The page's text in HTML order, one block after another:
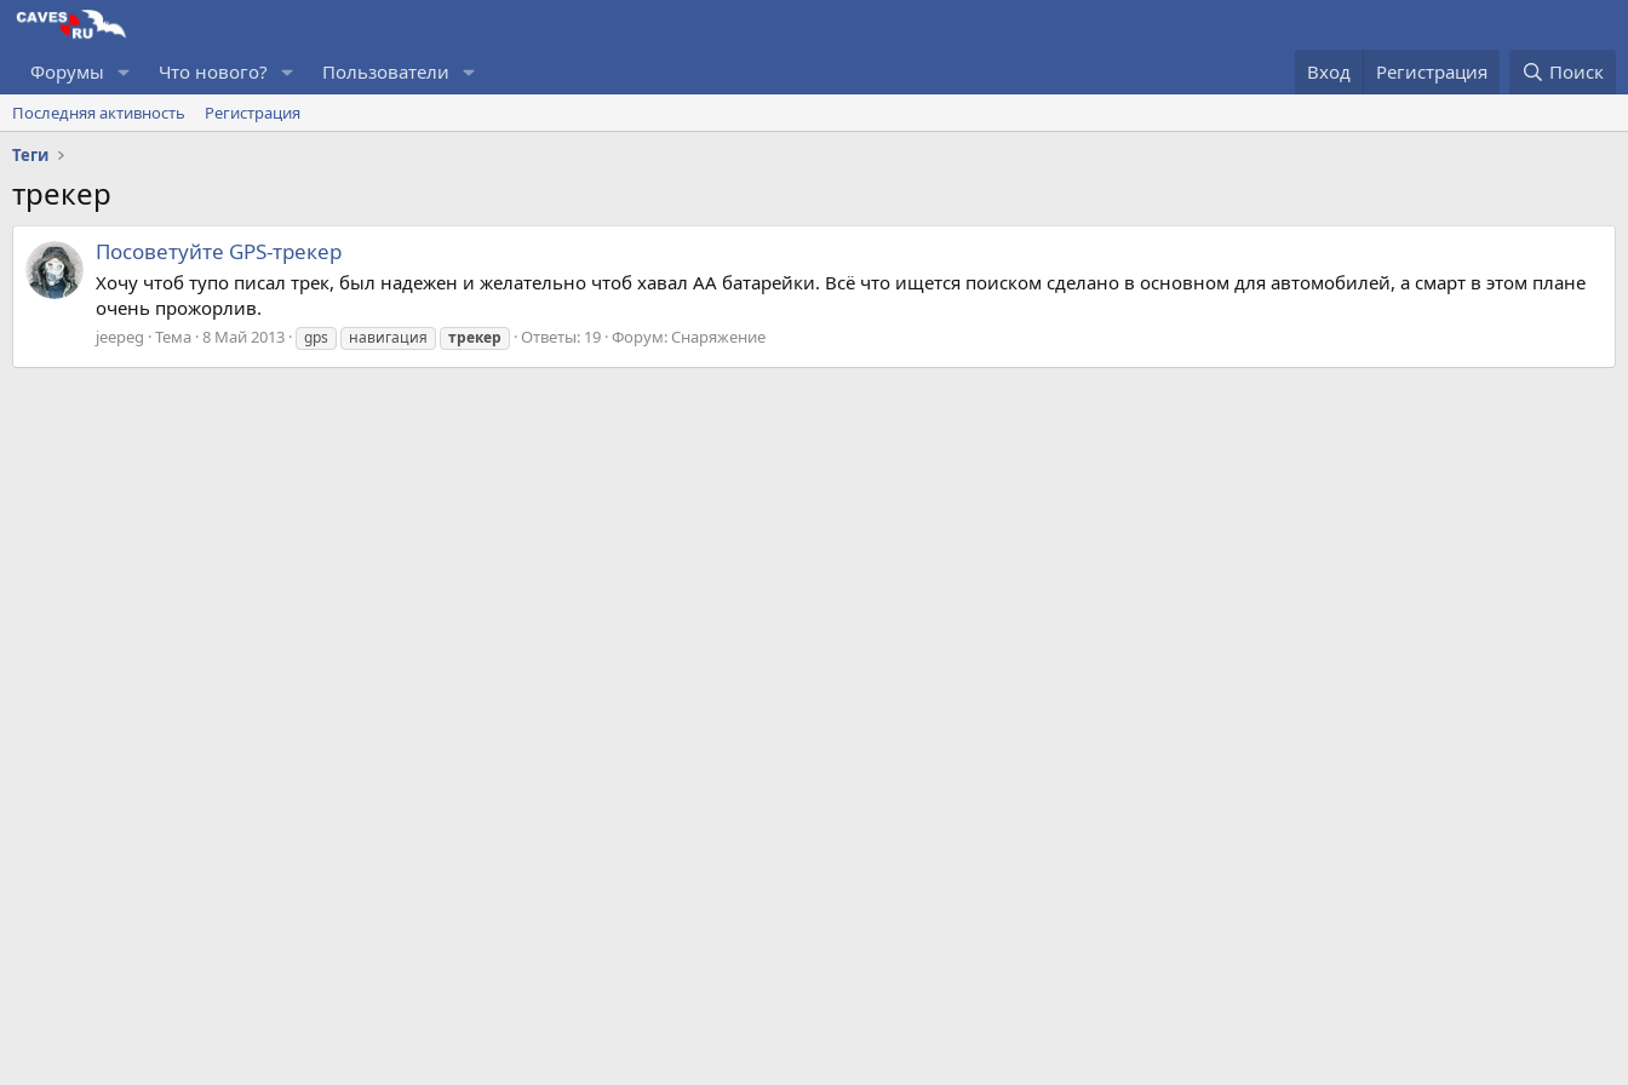
Форумы Что нового? Пользователи Вход Регистрация Поиск
Последняя активность
Регистрация
Теги
трекер
Посоветуйте GPS-трекер
Хочу чтоб тупо писал трек, был надежен и желательно чтоб хавал АА батарейки. Всё что ищется поиском сделано в основном для автомобилей, а смарт в этом плане
очень прожорлив.
jeepeg Тема 8 Май 2013 gps навигация трекер Ответы: 19 Форум: Снаряжение